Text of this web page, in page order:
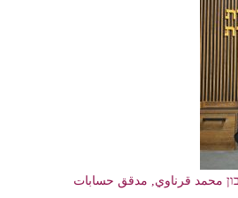
محمد قرناوي, مدقق حسابات